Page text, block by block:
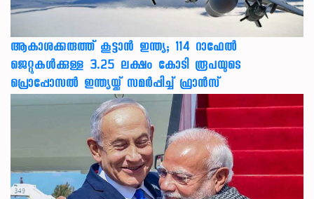
ആകാശക്കരുത്ത് കൂട്ടാൻ ഇന്ത്യ; 114 റാഫേൽ
ജെറ്റുകൾക്കുള്ള 3.25 ലക്ഷം കോടി രൂപയുടെ
പ്രൊപ്പോസൽ ഇന്ത്യയ്ക്ക് സമർപ്പിച്ച് ഫ്രാൻസ്